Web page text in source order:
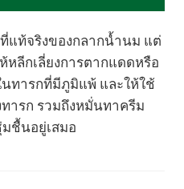
แท้จริงของกลากน้ำนม แต่
หลีกเลี่ยงการตากแดดหรือ
ทารกที่มีภูมิแพ้ และให้ใช้
ารก รวมถึงหมั่นทาครีม
ชื้นอยู่เสมอ